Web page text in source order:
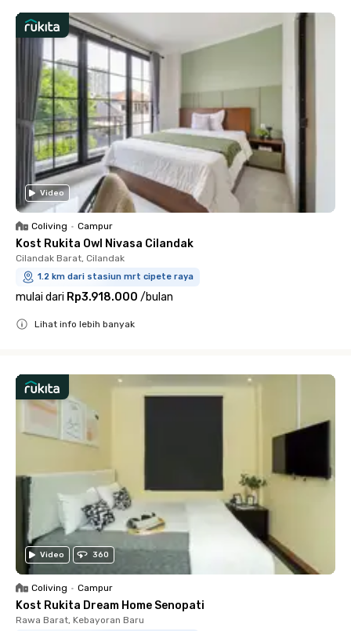
Video
Coliving • Campur
Kost Rukita Owl Nivasa Cilandak
Cilandak Barat, Cilandak
1.2 km dari stasiun mrt cipete raya
mulai dari Rp3.918.000 /bulan
Lihat info lebih banyak
Video 360
Coliving • Campur
Kost Rukita Dream Home Senopati
Rawa Barat, Kebayoran Baru